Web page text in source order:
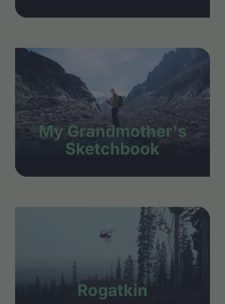
My Grandmother's
Sketchbook
Rogatkin